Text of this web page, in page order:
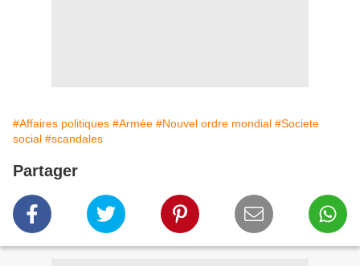
#Affaires politiques #Armée #Nouvel ordre mondial #Societe
social #scandales
Partager